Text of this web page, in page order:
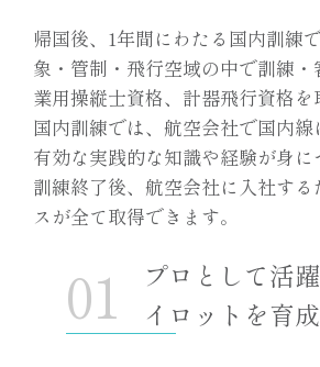
帰国後、1年間にわたる国内訓練
象・管制・飛行空域の中で訓練
業用操縦士資格、計器飛行資格を
国内訓練では、航空会社で国内線
有効な実践的な知識や経験が身に
訓練終了後、航空会社に入社する
スが全て取得できます。
プロとして活
イロットを育成